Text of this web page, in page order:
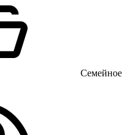
Семейное